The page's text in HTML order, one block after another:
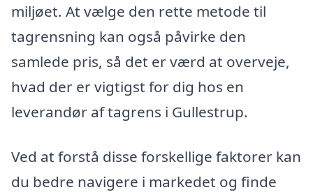
miljøet. At vælge den rette metode til
tagrensning kan også påvirke den
samlede pris, så det er værd at overveje,
hvad der er vigtigst for dig hos en
leverandør af tagrens i Gullestrup.
Ved at forstå disse forskellige faktorer kan
du bedre navigere i markedet og finde